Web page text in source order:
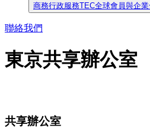
商務行政服務TEC全球會員與企
聯絡我們
東京共享辦公室
共享辦公室